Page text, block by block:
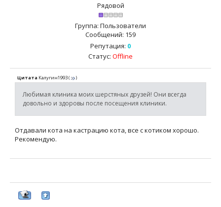
Рядовой
Группа: Пользователи
Сообщений: 159
Репутация: 0
Статус: Offline
Цитата Калугин1993( )
Любимая клиника моих шерстяных друзей! Они всегда
довольно и здоровы после посещения клиники.
Отдавали кота на кастрацию кота, все с котиком хорошо.
Рекомендую.